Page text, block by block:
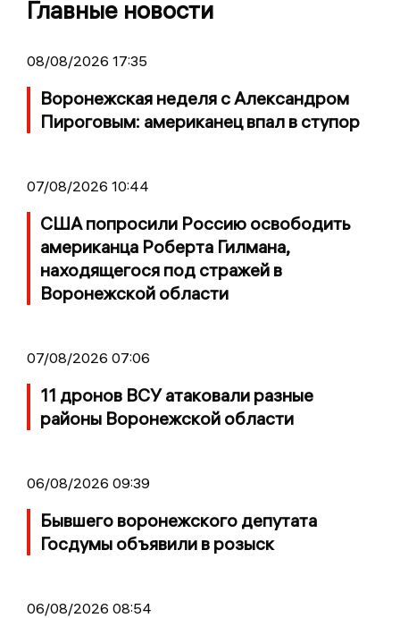
Главные новости
08/08/2026 17:35
Воронежская неделя с Александром
Пироговым: американец впал в ступор
07/08/2026 10:44
США попросили Россию освободить
американца Роберта Гилмана,
находящегося под стражей в
Воронежской области
07/08/2026 07:06
11 дронов ВСУ атаковали разные
районы Воронежской области
06/08/2026 09:39
Бывшего воронежского депутата
Госдумы объявили в розыск
06/08/2026 08:54